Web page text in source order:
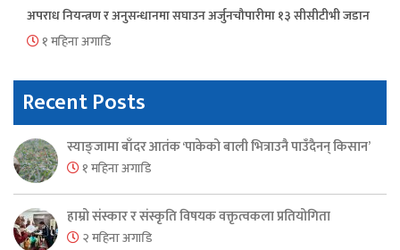
अपराध नियन्त्रण र अनुसन्धानमा सघाउन अर्जुनचौपारीमा १३ सीसीटीभी जडान
१ महिना अगाडि
Recent Posts
स्याङ्जामा बाँदर आतंक ‘पाकेको बाली भित्राउनै पाउँदैनन् किसान’
१ महिना अगाडि
हाम्रो संस्कार र संस्कृति विषयक वक्तृत्वकला प्रतियोगिता
२ महिना अगाडि